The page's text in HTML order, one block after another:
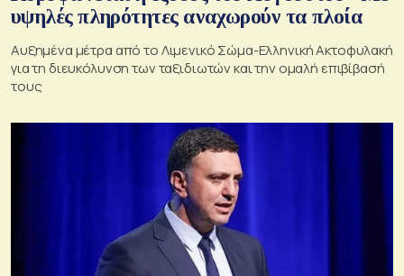
υψηλές πληρότητες αναχωρούν τα πλοία
Αυξημένα μέτρα από το Λιμενικό Σώμα-Ελληνική Ακτοφυλακή
για τη διευκόλυνση των ταξιδιωτών και την ομαλή επιβίβασή
τους